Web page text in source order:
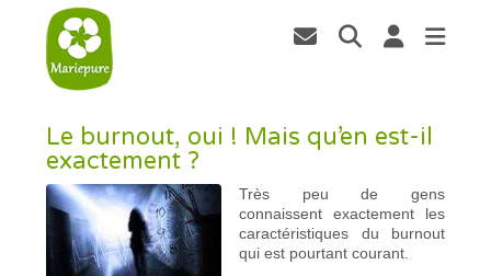
Le burnout, oui ! Mais qu’en est-il
exactement ?
Très peu de gens
connaissent exactement les
caractéristiques du burnout
qui est pourtant courant.